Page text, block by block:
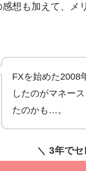
想も加えて、メ
FXを始めた2008
したのがマネー
たのかも…。
3年でセ